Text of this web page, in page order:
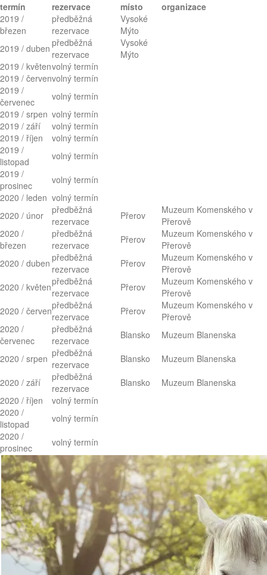
termín rezervace místo
organizace
2019 /
březen
předběžná
rezervace
Vysoké
Mýto
2019 / duben předběžná
rezervace
Vysoké
Mýto
2019 / květenvolný termín
2019 / červenvolný termín
2019 /
červenec
volný termín
2019 / srpen volný termín
2019 / září
volný termín
2019 / říjen
volný termín
2019 /
listopad
volný termín
2019 /
prosinec
volný termín
2020 / leden volný termín
2020 / únor
předběžná
rezervace
Přerov
Muzeum Komenského v
Přerově
2020 /
březen
předběžná
rezervace
Přerov
Muzeum Komenského v
Přerově
2020 / duben předběžná
rezervace
Přerov
Muzeum Komenského v
Přerově
2020 / květenpředběžná
rezervace
Přerov
Muzeum Komenského v
Přerově
2020 / červenpředběžná
rezervace
Přerov
Muzeum Komenského v
Přerově
2020 /
červenec
předběžná
rezervace
Blansko
Muzeum Blanenska
2020 / srpen předběžná
rezervace
Blansko
Muzeum Blanenska
2020 / září
předběžná
rezervace
Blansko
Muzeum Blanenska
2020 / říjen
volný termín
2020 /
listopad
volný termín
2020 /
prosinec
volný termín